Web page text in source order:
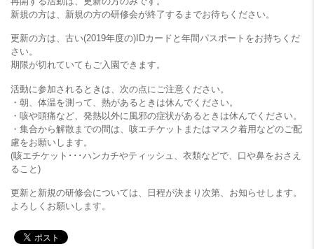
新規の方は、新規の方の研修会が終了するまでお待ちください。
更新の方は、古い(2019年度の)IDカードと年間パスポートをお持ちくだ
さい。
期限が切れていてもご入園できます。
活動に参加されるときは、次の点にご注意ください。
・朝、体温を測って、熱があるときは休んでください。
・咳や頭痛など、発熱以外に風邪の症状があるときは休んでください。
・集合から解散までの間は、咳エチケットまたはマスク着用などのご配
慮をお願いします。
(咳エチケット･･･ハンカチやティッシュ、衣類などで、口や鼻をおさえ
ること)
更新と新規の研修会については、日程が決まり次第、お知らせします。
よろしくお願いします。